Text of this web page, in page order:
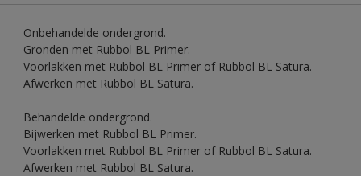
Onbehandelde ondergrond.
Gronden met Rubbol BL Primer.
Voorlakken met Rubbol BL Primer of Rubbol BL Satura.
Afwerken met Rubbol BL Satura.
Behandelde ondergrond.
Bijwerken met Rubbol BL Primer.
Voorlakken met Rubbol BL Primer of Rubbol BL Satura.
Afwerken met Rubbol BL Satura.